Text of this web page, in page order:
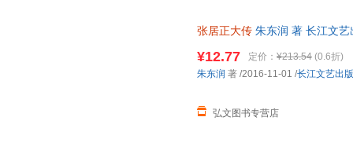
作的开端，具有里程碑式的意
阔、气魄宏大、议论纵恣的作
这位首辅大臣，对张居正这位
张居正大传 朱东润 著 长江文
¥12.77 定价： ¥213.54 (0.6折)
弘文图书专营店
朱东润 著 /2016-11-01 /长江文艺出